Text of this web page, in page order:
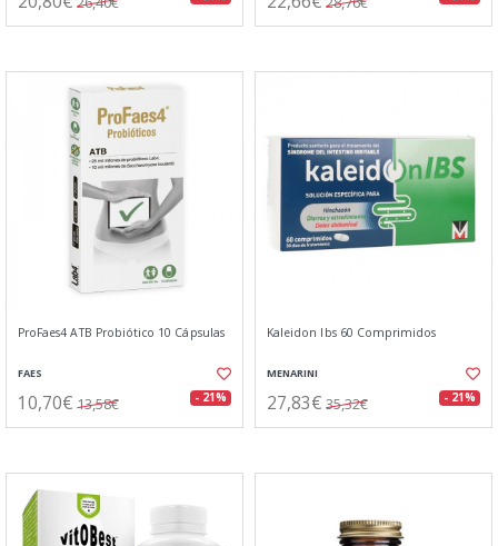
ProFaes4 ATB Probiótico 10 Cápsulas
FAES
10,70€ 13,58€ - 21%
Kaleidon Ibs 60 Comprimidos
MENARINI
27,83€ 35,32€ - 21%